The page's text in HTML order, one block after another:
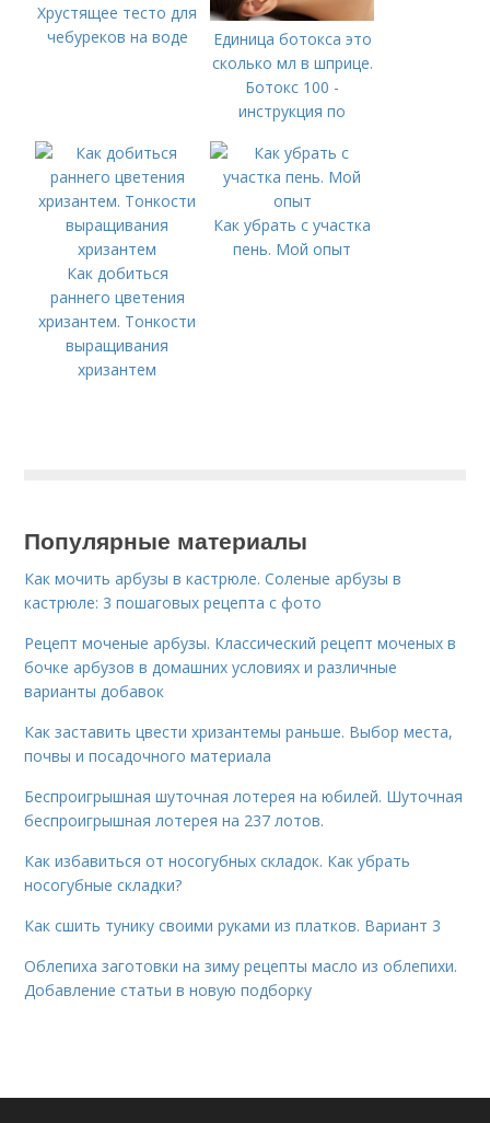
Хрустящее тесто для
чебуреков на воде
Единица ботокса это
сколько мл в шприце.
Ботокс 100 -
инструкция по
Как добиться
раннего цветения
хризантем. Тонкости
выращивания
хризантем
Как убрать с участка
пень. Мой опыт
Популярные материалы
Как мочить арбузы в кастрюле. Соленые арбузы в
кастрюле: 3 пошаговых рецепта с фото
Рецепт моченые арбузы. Классический рецепт моченых в
бочке арбузов в домашних условиях и различные
варианты добавок
Как заставить цвести хризантемы раньше. Выбор места,
почвы и посадочного материала
Беспроигрышная шуточная лотерея на юбилей. Шуточная
беспроигрышная лотерея на 237 лотов.
Как избавиться от носогубных складок. Как убрать
носогубные складки?
Как сшить тунику своими руками из платков. Вариант 3
Облепиха заготовки на зиму рецепты масло из облепихи.
Добавление статьи в новую подборку